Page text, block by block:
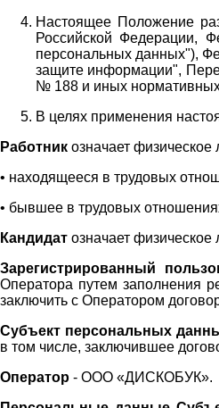
Настоящее Положение
Российской Федерации,
персональных данных"),
защите информации",
№ 188 и иных нормативных
В целях применения
Работник означает физическое
• находящееся в трудовых
• бывшее в трудовых
Кандидат означает
Зарегистрированный
Оператора путем заполнения
заключить с Оператором
Субъект персональных
в том числе, заключившее
Оператор - ООО «ДИСКОБУК».